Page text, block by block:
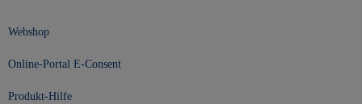
Webshop
Online-Portal E-Consent
Produkt-Hilfe